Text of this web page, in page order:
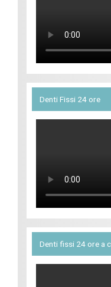
Denti Fissi 24 ore
Denti fissi 24 ore a